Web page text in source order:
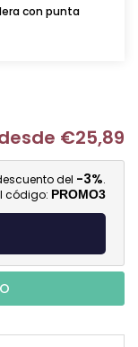
con punta
€25,89
del -3%.
código: PROMO3